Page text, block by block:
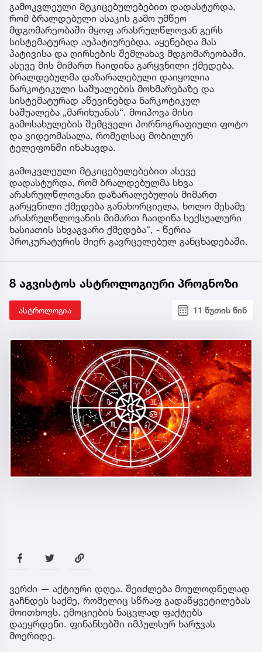
გამოკვლეული მტკიცებულებებით დადასტურდა,
რომ ბრალდებული ასაკის გამო უმწეო
მდგომარეობაში მყოფ არასრულწლოვან გერს
სისტემატურად აუპატიურებდა, აყენებდა მას
პატივისა და ღირსების შემლახავ მდგომარეობაში.
ასევე მის მიმართ ჩაიდინა გარყვნილი ქმედება.
ბრალდებულმა დაზარალებული დაიყოლია
ნარკოტიკული საშუალების მოხმარებაზე და
სისტემატურად აწევინებდა ნარკოტიკულ
საშუალება „მარიხუანას“. მოიპოვა მისი
გამოსახულების შემცველი პორნოგრაფიული ფოტო
და ვიდეომასალა, რომელსაც მობილურ
ტელეფონში ინახავდა.
გამოკვლეული მტკიცებულებებით ასევე
დადასტურდა, რომ ბრალდებულმა სხვა
არასრულწლოვანი დაზარალებულის მიმართ
გარყვნილი ქმედება განახორციელა, ხოლო მესამე
არასრულწლოვანის მიმართ ჩაიდინა სექსუალური
ხასიათის სხვაგვარი ქმედება“, - წერია
პროკურატურის მიერ გავრცელებულ განცხადებაში.
8 აგვისტოს ასტროლოგიური პროგნოზი
ასტროლოგია 11 წუთის წინ
ვერძი — აქტიური დღეა. შეიძლება მოულოდნელად
გაჩნდეს საქმე, რომელიც სწრაფ გადაწყვეტილებას
მოითხოვს. ემოციების ნაცვლად ფაქტებს
დაეყრდენი. ფინანსებში იმპულსურ ხარჯვას
მოერიდე.